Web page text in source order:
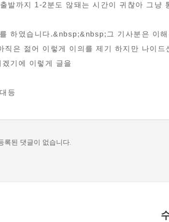
까지 1-2분도 않돼는 시간이 귀찮아 그냥
하였습니다.&nbsp;&nbsp;그 기사분은 이
은 젊어 이렇게 이의를 제기 하지만 나이드
기에 이렇게 글을
등
록된 댓글이 없습니다.